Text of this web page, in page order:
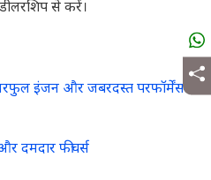
से करें।
इंजन और जबरदस्त परफॉर्मेंस
दमदार फीचर्स